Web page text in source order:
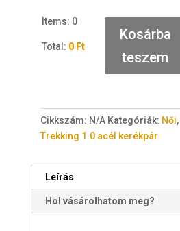
Items: 0
Total : 0 Ft
e
m
s
Y
o
u
Kosárba
teszem
Cikkszám: N/A Kategóriák: Női,
Trekking 1.0 acél kerékpár
Leírás
Hol vásárolhatom meg?